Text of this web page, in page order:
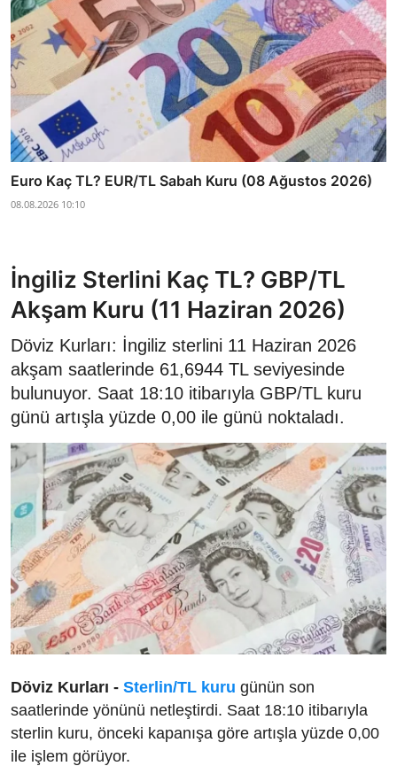
Euro Kaç TL? EUR/TL Sabah Kuru (08 Ağustos 2026)
08.08.2026 10:10
İngiliz Sterlini Kaç TL? GBP/TL
Akşam Kuru (11 Haziran 2026)
Döviz Kurları: İngiliz sterlini 11 Haziran 2026
akşam saatlerinde 61,6944 TL seviyesinde
bulunuyor. Saat 18:10 itibarıyla GBP/TL kuru
günü artışla yüzde 0,00 ile günü noktaladı.
Döviz Kurları - Sterlin/TL kuru günün son
saatlerinde yönünü netleştirdi. Saat 18:10 itibarıyla
sterlin kuru, önceki kapanışa göre artışla yüzde 0,00
ile işlem görüyor.